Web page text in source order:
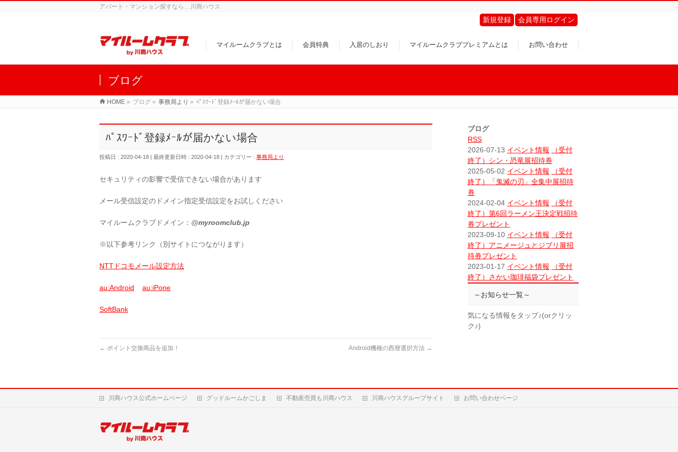
アパート・マンション探すなら…川商ハウス
会員専用ログイン
新規登録
マイルームクラブとは 会員特典 入居のしおり マイルームクラブプレミアムとは お問い合わせ
ブログ
HOME » ブログ » 事務局より » ﾊﾟｽﾜｰﾄﾞ登録ﾒｰﾙが届かない場合
ﾊﾟｽﾜｰﾄﾞ登録ﾒｰﾙが届かない場合
投稿日 : 2020-04-18 最終更新日時 : 2020-04-18 カテゴリー : 事務局より
セキュリティの影響で受信できない場合があります
メール受信設定のドメイン指定受信設定をお試しください
マイルームクラブドメイン：@myroomclub.jp
※以下参考リンク（別サイトにつながります）
NTTドコモメール設定方法
au:Android au:iPone
SoftBank
← ポイント交換商品を追加！ Android機種の西暦選択方法 →
ブログ
RSS
2026-07-13 イベント情報
（受付
終了）シン・恐竜展招待券
2025-05-02 イベント情報
（受付
終了）「鬼滅の刃」全集中展招待
券
2024-02-04 イベント情報
（受付
終了）第6回ラーメン王決定戦招待
券プレゼント
2023-09-10 イベント情報
（受付
終了）アニメージュとジブリ展招
待券プレゼント
2023-01-17 イベント情報
（受付
終了）さかい珈琲福袋プレゼント
～お知らせ一覧～
気になる情報をタップ♪(orクリッ
ク♪)
川商ハウス公式ホームページ グッドルームかごしま 不動産売買も川商ハウス 川商ハウスグループサイト お問い合わせページ